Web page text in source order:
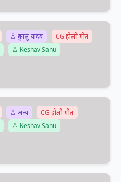
दुकालु यादव
CG होली गीत
Keshav Sahu
अन्य
CG होली गीत
Keshav Sahu